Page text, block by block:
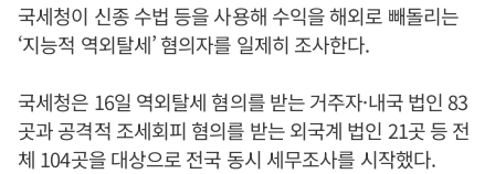
국세청이 신종 수법 등을 사용해 수익을 해외로 빼돌리는
‘지능적 역외탈세’ 혐의자를 일제히 조사한다.
국세청은 16일 역외탈세 혐의를 받는 거주자·내국 법인 83
곳과 공격적 조세회피 혐의를 받는 외국계 법인 21곳 등 전
체 104곳을 대상으로 전국 동시 세무조사를 시작했다.